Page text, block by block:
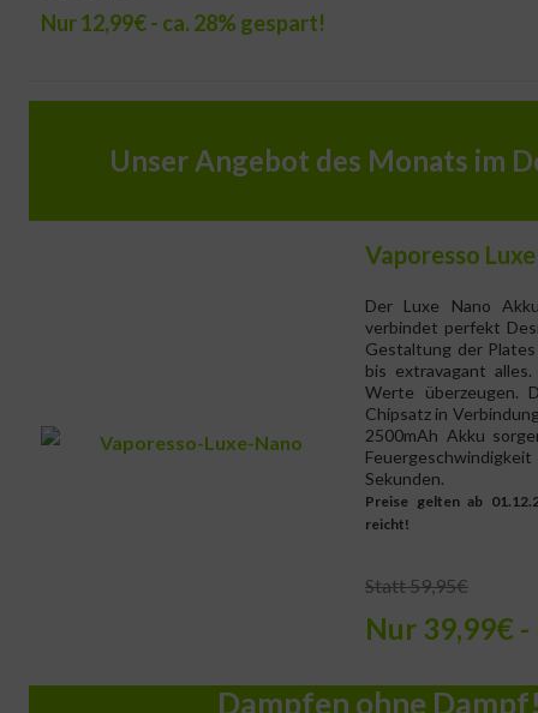
Nur 12,99€ - ca. 28% gespart!
Unser Angebot des Monats im
Vaporesso
Der Luxe Nano
verbindet perfekt
Gestaltung der
bis extravagant
Werte überzeugen.
Chipsatz in
2500mAh Akku
Sekunden.
Preise gelten ab
reicht!
Statt 59,95€
Nur 39,99€
Dampfen ohne